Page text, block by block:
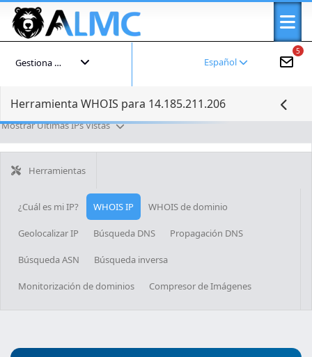
5
Español
Gestiona tu cuenta
Herramienta WHOIS para 14.185.211.206
Mostrar Últimas IPs Vistas
Herramientas
¿Cuál es mi IP? WHOIS IP WHOIS de dominio
Geolocalizar IP Búsqueda DNS Propagación DNS
Búsqueda ASN Búsqueda inversa
Monitorización de dominios Compresor de Imágenes